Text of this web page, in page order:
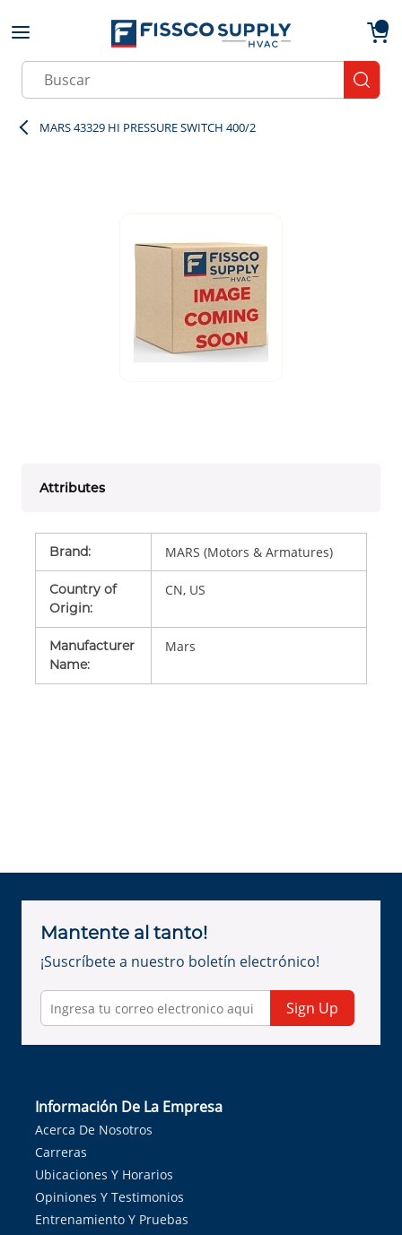
Skip to main content
Site Search
MARS 43329 HI PRESSURE SWITCH 400/2
Attributes
Brand: MARS (Motors & Armatures)
Country of
Origin:
CN, US
Manufacturer
Name:
Mars
Mantente al tanto!
¡Suscríbete a nuestro boletín electrónico!
Sign Up
Información De La Empresa
Acerca De Nosotros
Carreras
Ubicaciones Y Horarios
Opiniones Y Testimonios
Entrenamiento Y Pruebas